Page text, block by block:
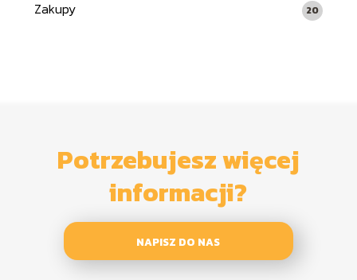
Zakupy 20
Potrzebujesz więcej
informacji?
NAPISZ DO NAS